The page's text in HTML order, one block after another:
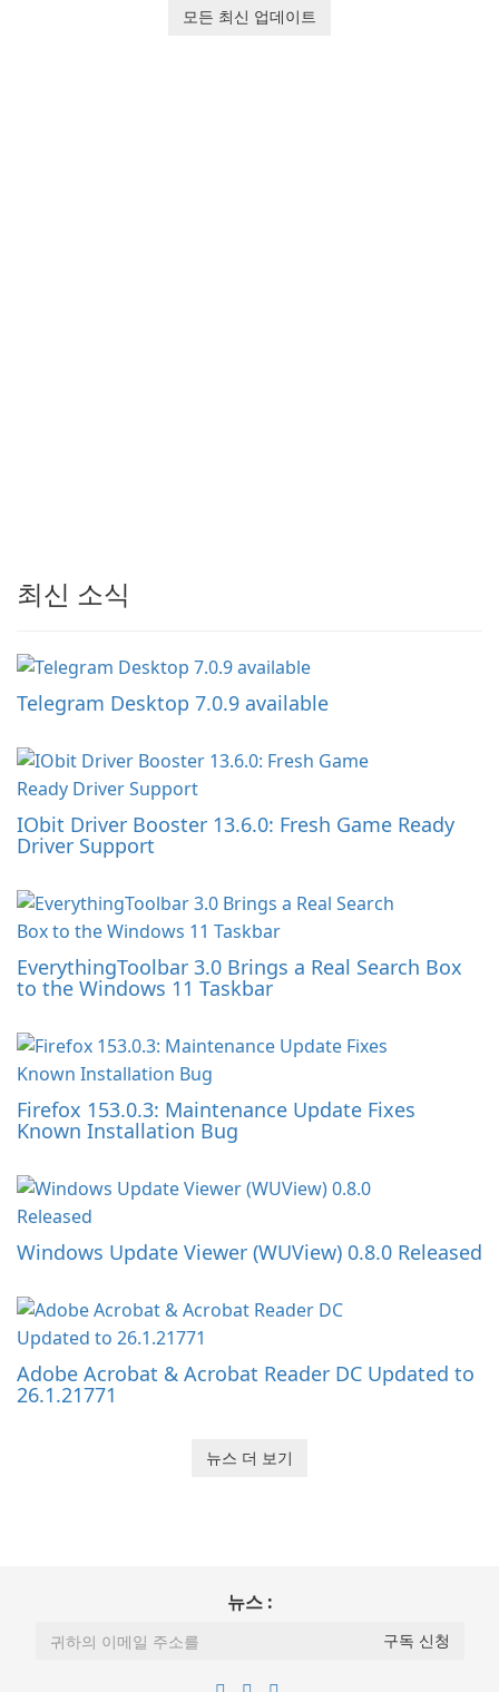
macOS and Linux XnConvert
모든 최신 업데이트
최신 소식
Telegram Desktop 7.0.9 available
IObit Driver Booster 13.6.0: Fresh Game Ready
Driver Support
EverythingToolbar 3.0 Brings a Real Search Box
to the Windows 11 Taskbar
Firefox 153.0.3: Maintenance Update Fixes
Known Installation Bug
Windows Update Viewer (WUView) 0.8.0 Released
Adobe Acrobat & Acrobat Reader DC Updated to
26.1.21771
뉴스 더 보기
뉴스 :